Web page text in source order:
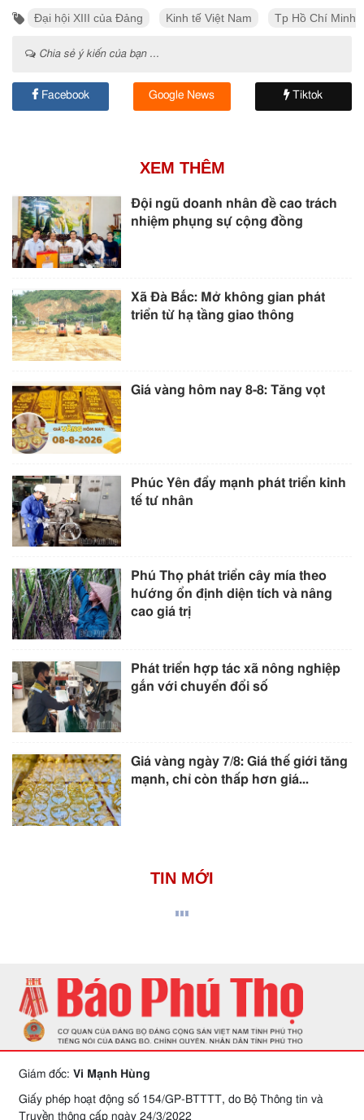
Đại hội XIII của Đảng Kinh tế Việt Nam Tp Hồ Chí Minh
Chia sẻ ý kiến của bạn ...
Facebook Google News Tiktok
XEM THÊM
Đội ngũ doanh nhân đề cao trách
nhiệm phụng sự cộng đồng
Xã Đà Bắc: Mở không gian phát
triển từ hạ tầng giao thông
Giá vàng hôm nay 8-8: Tăng vọt
Phúc Yên đẩy mạnh phát triển kinh
tế tư nhân
Phú Thọ phát triển cây mía theo
hướng ổn định diện tích và nâng
cao giá trị
Phát triển hợp tác xã nông nghiệp
gắn với chuyển đổi số
Giá vàng ngày 7/8: Giá thế giới tăng
mạnh, chỉ còn thấp hơn giá...
TIN MỚI
Giám đốc: Vi Mạnh Hùng
Giấy phép hoạt động số 154/GP-BTTTT, do Bộ Thông tin và
Truyền thông cấp ngày 24/3/2022